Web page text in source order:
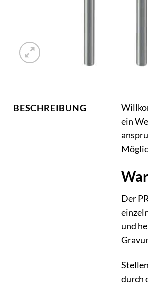
BESCHREIBUNG
ein
Der
und
durch